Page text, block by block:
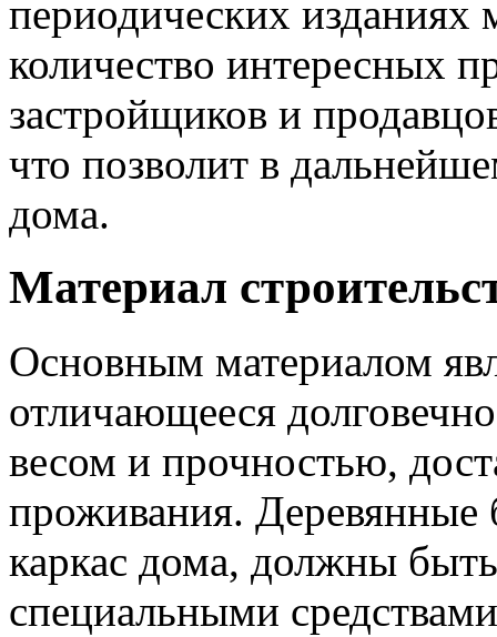
периодических
количество интересных
застройщиков и
что позволит в
дома.
Материал
Основным материалом
отличающееся
весом и прочностью,
проживания. Деревянные
каркас дома, должны
специальными